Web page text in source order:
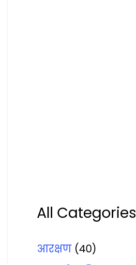
All Categories
आरक्षण (40)